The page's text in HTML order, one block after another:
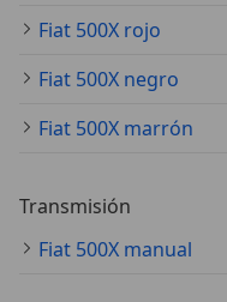
Fiat 500X rojo
Fiat 500X negro
Fiat 500X marrón
Transmisión
Fiat 500X manual